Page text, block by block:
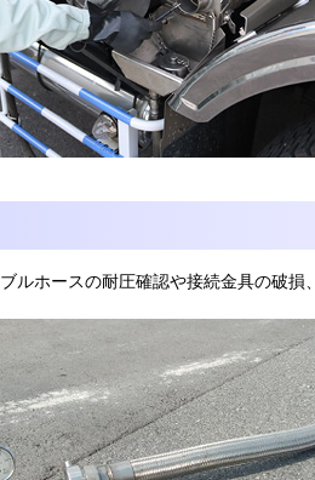
ルホースの耐圧確認や接続金具の破